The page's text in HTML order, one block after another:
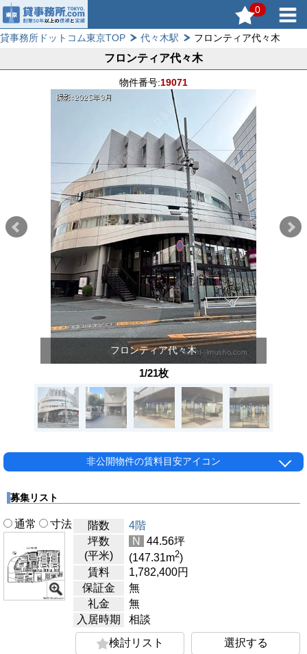
0
貸事務所ドットコム東京TOP 代々木駅 フロンティア代々木
フロンティア代々木
物件番号:19071
フロンティア代々木
1/21枚
非公開物件の賃料目安アイコン
募集リスト
通常 寸法 階数
4階
坪数
(平米)
N 44.56坪
(147.31m2)
賃料
1,782,400円
保証金
無
礼金
無
入居時期
相談
検討リスト
選択する